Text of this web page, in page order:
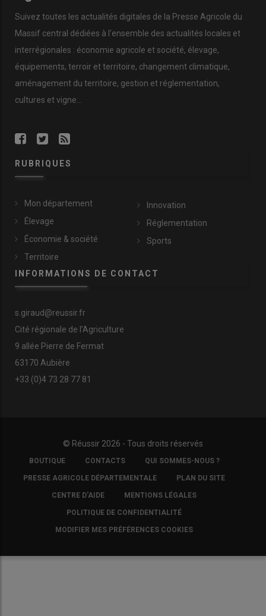
Suivez toutes les actualités digitales de la Presse Agricole du
Massif central dédiées à l'ensemble des actualités locales et
interrégionales : économie agricole et société, élevage,
équipements, terroir et territoire, changement climatique,
aménagement du territoire, gestion et réglementation,
cultures et vigne...
RUBRIQUES
Mon département
Élevage
Économie & société
Territoire
Innovation
Réglementation
Sports
INFORMATIONS DE CONTACT
s.giraud@reussir.fr
Cité régionale de l’Agriculture
9 allée Pierre de Fermat
63170 Aubière
+33 (0)4 73 28 77 81
© Réussir 2026 - Tous droits réservés
FOOTER
COPYRIGHT
BOUTIQUE CONTACTS QUI SOMMES-NOUS ?
PRESSE AGRICOLE DÉPARTEMENTALE PLAN DU SITE
CENTRE D'AIDE MENTIONS LÉGALES
POLITIQUE DE CONFIDENTIALITÉ
MODIFIER MES PRÉFÉRENCES COOKIES